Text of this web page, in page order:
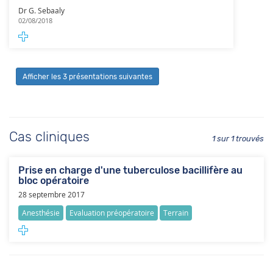
Dr G. Sebaaly
02/08/2018
Afficher les 3 présentations suivantes
Cas cliniques 1 sur 1 trouvés
Prise en charge d'une tuberculose bacillifère au
bloc opératoire
28 septembre 2017
Anesthésie
Evaluation préopératoire Terrain